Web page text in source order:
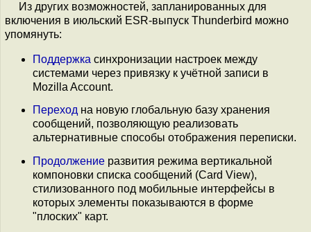
Из других возможностей, запланированных для
включения в июльский ESR-выпуск Thunderbird можно
упомянуть:
Поддержка синхронизации настроек между
системами через привязку к учётной записи в
Mozilla Account.
Переход на новую глобальную базу хранения
сообщений, позволяющую реализовать
альтернативные способы отображения переписки.
Продолжение развития режима вертикальной
компоновки списка сообщений (Card View),
стилизованного под мобильные интерфейсы в
которых элементы показываются в форме
"плоских" карт.